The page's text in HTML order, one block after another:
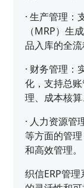
·生产管理：
（MRP）生
品入库的全流
· 财务管理：
化，支持总
理、成本核算
· 人力资源管
等方面的管
和高效管理。
织信ERP管